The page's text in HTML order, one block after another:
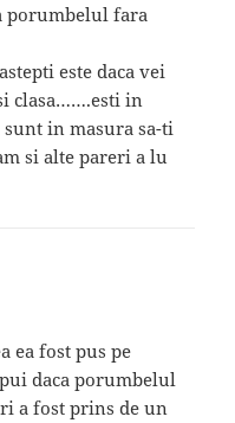
porumbelul fara
este daca vei
clasa…….esti in
in masura sa-ti
si alte pareri a lu
ea fost pus pe
daca porumbelul
a fost prins de un